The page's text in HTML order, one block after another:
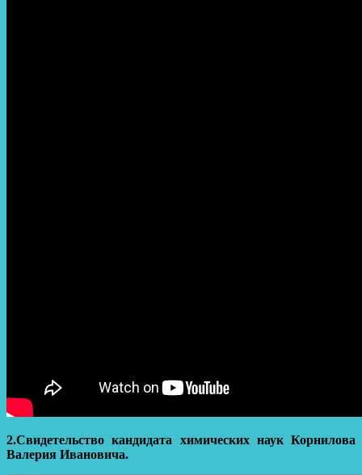
2.Свидетельство кандидата химических наук Корнилова
Валерия Ивановича.